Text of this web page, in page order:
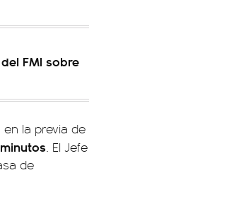
FMI sobre
en la previa de
. El Jefe
de